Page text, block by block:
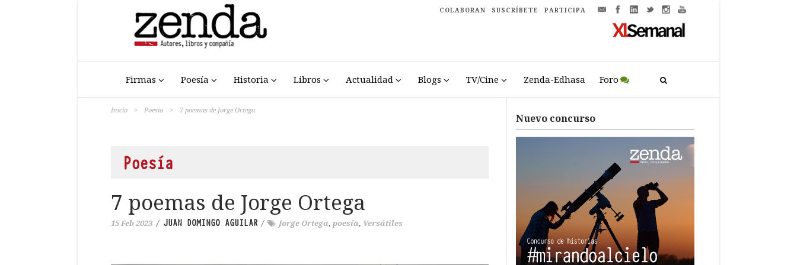
COLABORAN SUSCRÍBETE PARTICIPA
Firmas Poesía Historia Libros Actualidad Blogs TV/Cine Zenda-Edhasa Foro
Inicio > Poesía > 7 poemas de Jorge Ortega
Poesía
7 poemas de Jorge Ortega
15 Feb 2023 / JUAN DOMINGO AGUILAR / Jorge Ortega, poesía, Versátiles
Nuevo concurso